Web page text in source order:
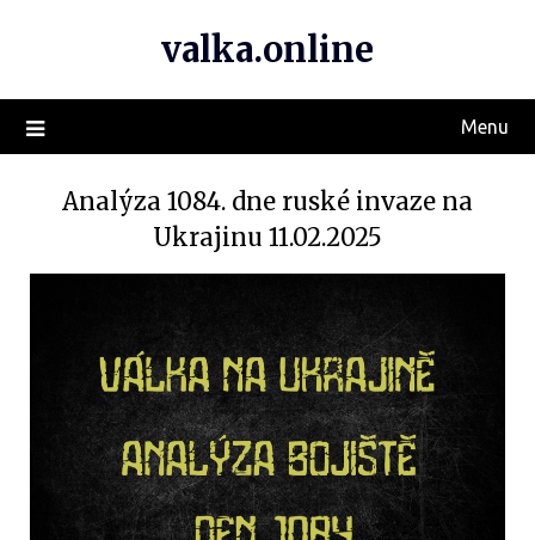
valka.online
Menu
Analýza 1084. dne ruské invaze na
Ukrajinu 11.02.2025